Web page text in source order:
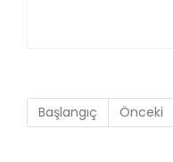
Başlangıç Önceki